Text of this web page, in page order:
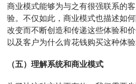
商业模式能够为与之有很强联系的
验。不仅如此，商业模式也描述如
改变而不断创造和传递这些体验和
以及客户为什么肯花钱购买这种体验
（五）理解系统和商业模式